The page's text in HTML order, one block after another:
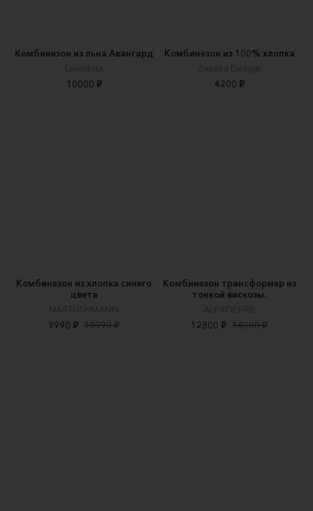
Комбинезон из льна Авангард
Laimdota
10000 ₽
Комбинезон из 100% хлопка
Zaseka Design
4200 ₽
Комбинезон из хлопка синего
цвета
NASTUSHMANN
9990 ₽ 10990 ₽
Комбинезон трансформер из
тонкой вискозы.
ALEXPIERRE
12800 ₽ 14000 ₽